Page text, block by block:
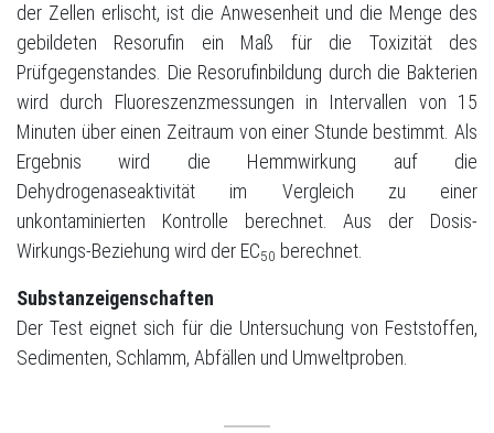
der Zellen erlischt, ist die Anwesenheit und die Menge des
gebildeten Resorufin ein Maß für die Toxizität des
Prüfgegenstandes. Die Resorufinbildung durch die Bakterien
wird durch Fluoreszenzmessungen in Intervallen von 15
Minuten über einen Zeitraum von einer Stunde bestimmt. Als
Ergebnis wird die Hemmwirkung auf die
Dehydrogenaseaktivität im Vergleich zu einer
unkontaminierten Kontrolle berechnet. Aus der Dosis-
Wirkungs-Beziehung wird der EC50 berechnet.
Substanzeigenschaften
Der Test eignet sich für die Untersuchung von Feststoffen,
Sedimenten, Schlamm, Abfällen und Umweltproben.